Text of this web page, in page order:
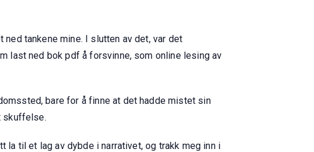
tankene mine. I slutten av det, var det
last ned bok pdf å forsvinne, som online lesing av
bare for å finne at det hadde mistet sin
skuffelse.
la til et lag av dybde i narrativet, og trakk meg inn i